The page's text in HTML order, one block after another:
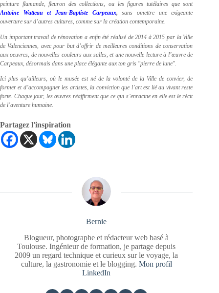
peinture flamande, fleuron des collections, ou les figures tutélaires que sont
Antoine Watteau et Jean-Baptiste Carpeaux,sans omettre une exigeante
ouverture sur d’autres cultures, comme sur la création contemporaine.
Un important travail de rénovation a enfin été réalisé de 2014 à 2015 par la Ville
de Valenciennes, avec pour but d’offrir de meilleures conditions de conservation
aux oeuvres, de nouvelles couleurs aux salles, et une nouvelle lecture à l’œuvre de
Carpeaux, désormais dans une place élégante aux ton gris "pierre de lune".
Ici plus qu’ailleurs, où le musée est né de la volonté de la Ville de convier, de
former et d’accompagner les artistes, la conviction que l’art est lié au vivant reste
forte. Chaque jour, les œuvres réaffirment que ce qui s’enracine en elle est le récit
de l’aventure humaine.
Partagez l'inspiration
Bernie
Blogueur, photographe et rédacteur web basé à
Toulouse. Ingénieur de formation, je partage depuis
2009 un regard technique et curieux sur le voyage, la
culture, la gastronomie et le blogging. Mon profil
LinkedIn